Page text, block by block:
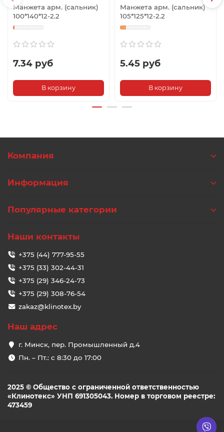
Манжета арм. (сальник)
100*140*12-2.2
7.34 руб
В корзину
Манжета арм. (сальник)
105*125*12-2.2
5.45 руб
В корзину
Компания
Информация
Популярные категории
Наши контакты
+375 (44) 777-95-55
+375 (33) 302-44-31
+375 (29) 346-24-73
+375 (29) 308-76-54
zakaz@klinotex.by
Наш адрес
г. Минск, пер. Промышленный д.4
Пн. – Пт.: с 8:30 до 17:00
2025 © Общество с ограниченной ответственностью
«Клинотекс» УНП 691305043. Номер в торговом реестре:
473459